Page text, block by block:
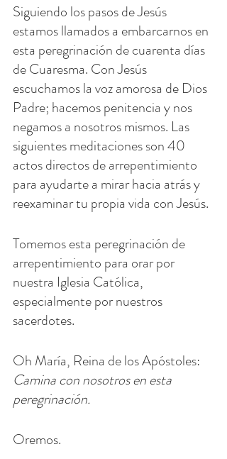
Siguiendo los pasos de Jesús
estamos llamados a embarcarnos en
esta peregrinación de cuarenta días
de Cuaresma. Con Jesús
escuchamos la voz amorosa de Dios
Padre; hacemos penitencia y nos
negamos a nosotros mismos. Las
siguientes meditaciones son 40
actos directos de arrepentimiento
para ayudarte a mirar hacia atrás y
reexaminar tu propia vida con Jesús.
Tomemos esta peregrinación de
arrepentimiento para orar por
nuestra Iglesia Católica,
especialmente por nuestros
sacerdotes.
Oh María, Reina de los Apóstoles:
Camina con nosotros en esta
peregrinación.
Oremos.